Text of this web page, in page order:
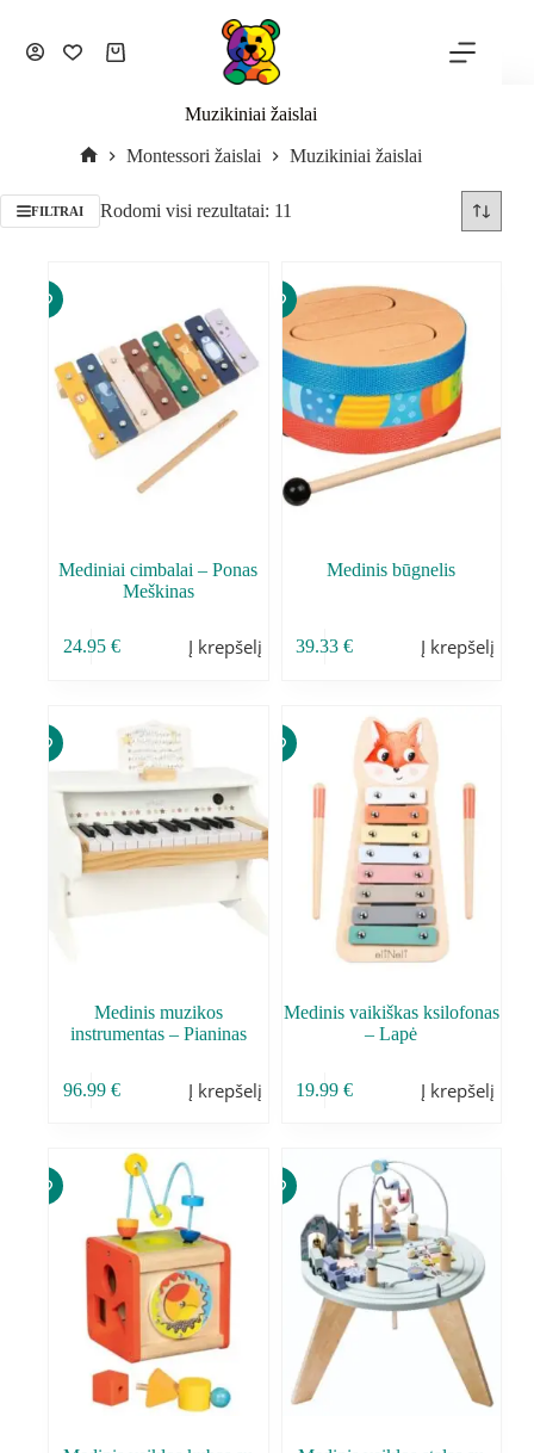
Muzikiniai žaislai
Montessori žaislai Muzikiniai žaislai
FILTRAI Rodomi visi rezultatai: 11
Mediniai cimbalai – Ponas
Meškinas
24.95 € Į krepšelį
Medinis būgnelis
39.33€ Į krepšelį
Medinis muzikos
instrumentas – Pianinas
96.99 € Į krepšelį
Medinis vaikiškas ksilofonas
– Lapė
19.99€ Į krepšelį